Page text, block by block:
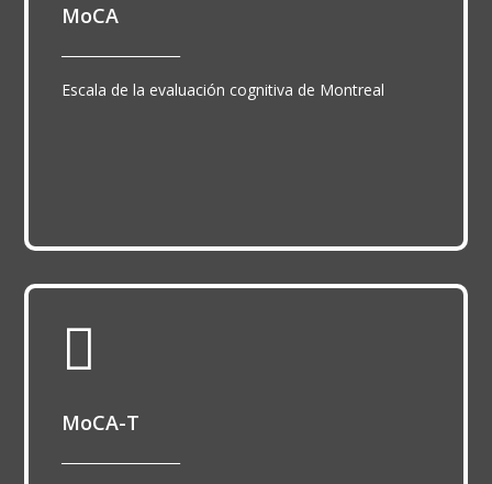
MoCA
Escala de la evaluación cognitiva de Montreal

MoCA-T